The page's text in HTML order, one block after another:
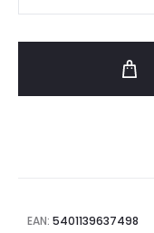
EAN: 5401139637498